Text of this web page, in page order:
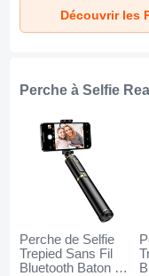
Découvrir les
Perche à Selfie
Perche de Selfie
Trepied Sans Fil
Bluetooth Baton de